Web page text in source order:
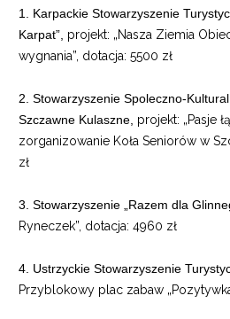
1. Karpackie Stowarzyszenie
Karpat”, projekt: „Nasza Ziemia
wygnania”, dotacja: 5500 zł
2. Stowarzyszenie Spoleczno-
Szczawne Kulaszne, projekt: „Pasje
zorganizowanie Koła Seniorów w
zł
3. Stowarzyszenie „Razem dla
Ryneczek”, dotacja: 4960 zł
4. Ustrzyckie Stowarzyszenie
Przyblokowy plac zabaw